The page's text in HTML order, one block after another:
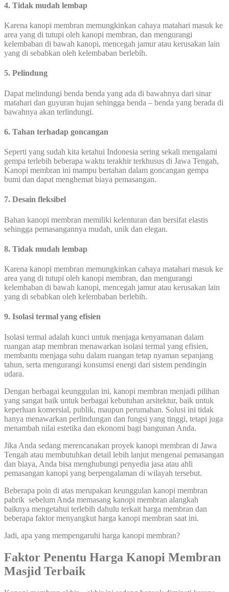
4. Tidak mudah lembap
Karena kanopi membran memungkinkan cahaya matahari masuk ke
area yang di tutupi oleh kanopi membran, dan mengurangi
kelembaban di bawah kanopi, mencegah jamur atau kerusakan lain
yang di sebabkan oleh kelembaban berlebih.
5. Pelindung
Dapat melindungi benda benda yang ada di bawahnya dari sinar
matahari dan guyuran hujan sehingga benda – benda yang berada di
bawahnya akan terlindungi.
6. Tahan terhadap goncangan
Seperti yang sudah kita ketahui Indonesia sering sekali mengalami
gempa terlebih beberapa waktu terakhir terkhusus di Jawa Tengah,
Kanopi membran ini mampu bertahan dalam goncangan gempa
bumi dan dapat menghemat biaya pemasangan.
7. Desain fleksibel
Bahan kanopi membran memiliki kelenturan dan bersifat elastis
sehingga pemasangannya mudah, unik dan elegan.
8. Tidak mudah lembap
Karena kanopi membran memungkinkan cahaya matahari masuk ke
area yang di tutupi oleh kanopi membran, dan mengurangi
kelembaban di bawah kanopi, mencegah jamur atau kerusakan lain
yang di sebabkan oleh kelembaban berlebih.
9. Isolasi termal yang efisien
Isolasi termal adalah kunci untuk menjaga kenyamanan dalam
ruangan atap membran menawarkan isolasi termal yang efisien,
membantu menjaga suhu dalam ruangan tetap nyaman sepanjang
tahun, serta mengurangi konsumsi energi dari sistem pendingin
udara.
Dengan berbagai keunggulan ini, kanopi membran menjadi pilihan
yang sangat baik untuk berbagai kebutuhan arsitektur, baik untuk
keperluan komersial, publik, maupun perumahan. Solusi ini tidak
hanya menawarkan perlindungan dan fungsi yang tinggi, tetapi juga
menambah nilai estetika dan ekonomi bagi bangunan Anda.
Jika Anda sedang merencanakan proyek kanopi membran di Jawa
Tengah atau membutuhkan detail lebih lanjut mengenai pemasangan
dan biaya, Anda bisa menghubungi penyedia jasa atau ahli
pemasangan kanopi yang berpengalaman di wilayah tersebut.
Beberapa poin di atas merupakan keunggulan kanopi membran
pabrik sebelum Anda memasang kanopi membran alangkah
baiknya mengetahui terlebih dahulu terkait harga membran dan
beberapa faktor menyangkut harga kanopi membran saat ini.
Jadi, apa yang mempengaruhi harga kanopi membran?
Faktor Penentu Harga Kanopi Membran
Masjid Terbaik